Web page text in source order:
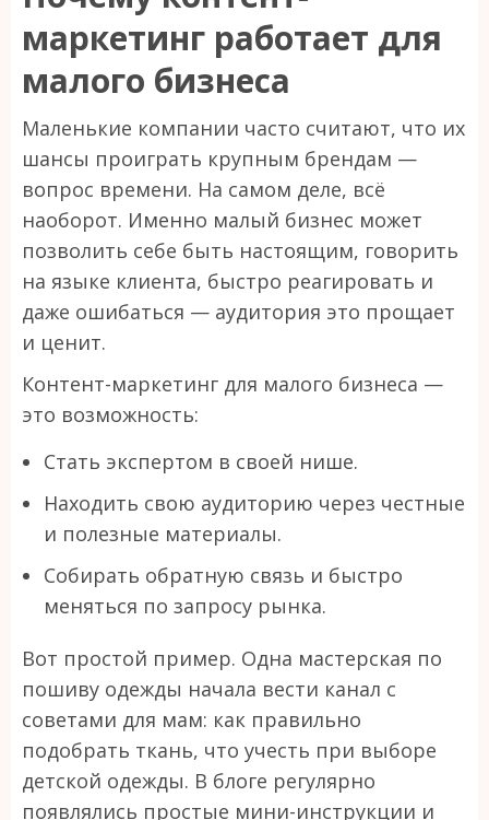
маркетинг работает для
малого бизнеса
Маленькие компании часто считают, что их
шансы проиграть крупным брендам —
вопрос времени. На самом деле, всё
наоборот. Именно малый бизнес может
позволить себе быть настоящим, говорить
на языке клиента, быстро реагировать и
даже ошибаться — аудитория это прощает
и ценит.
Контент-маркетинг для малого бизнеса —
это возможность:
Стать экспертом в своей нише.
Находить свою аудиторию через честные
и полезные материалы.
Собирать обратную связь и быстро
меняться по запросу рынка.
Вот простой пример. Одна мастерская по
пошиву одежды начала вести канал с
советами для мам: как правильно
подобрать ткань, что учесть при выборе
детской одежды. В блоге регулярно
появлялись простые мини-инструкции и